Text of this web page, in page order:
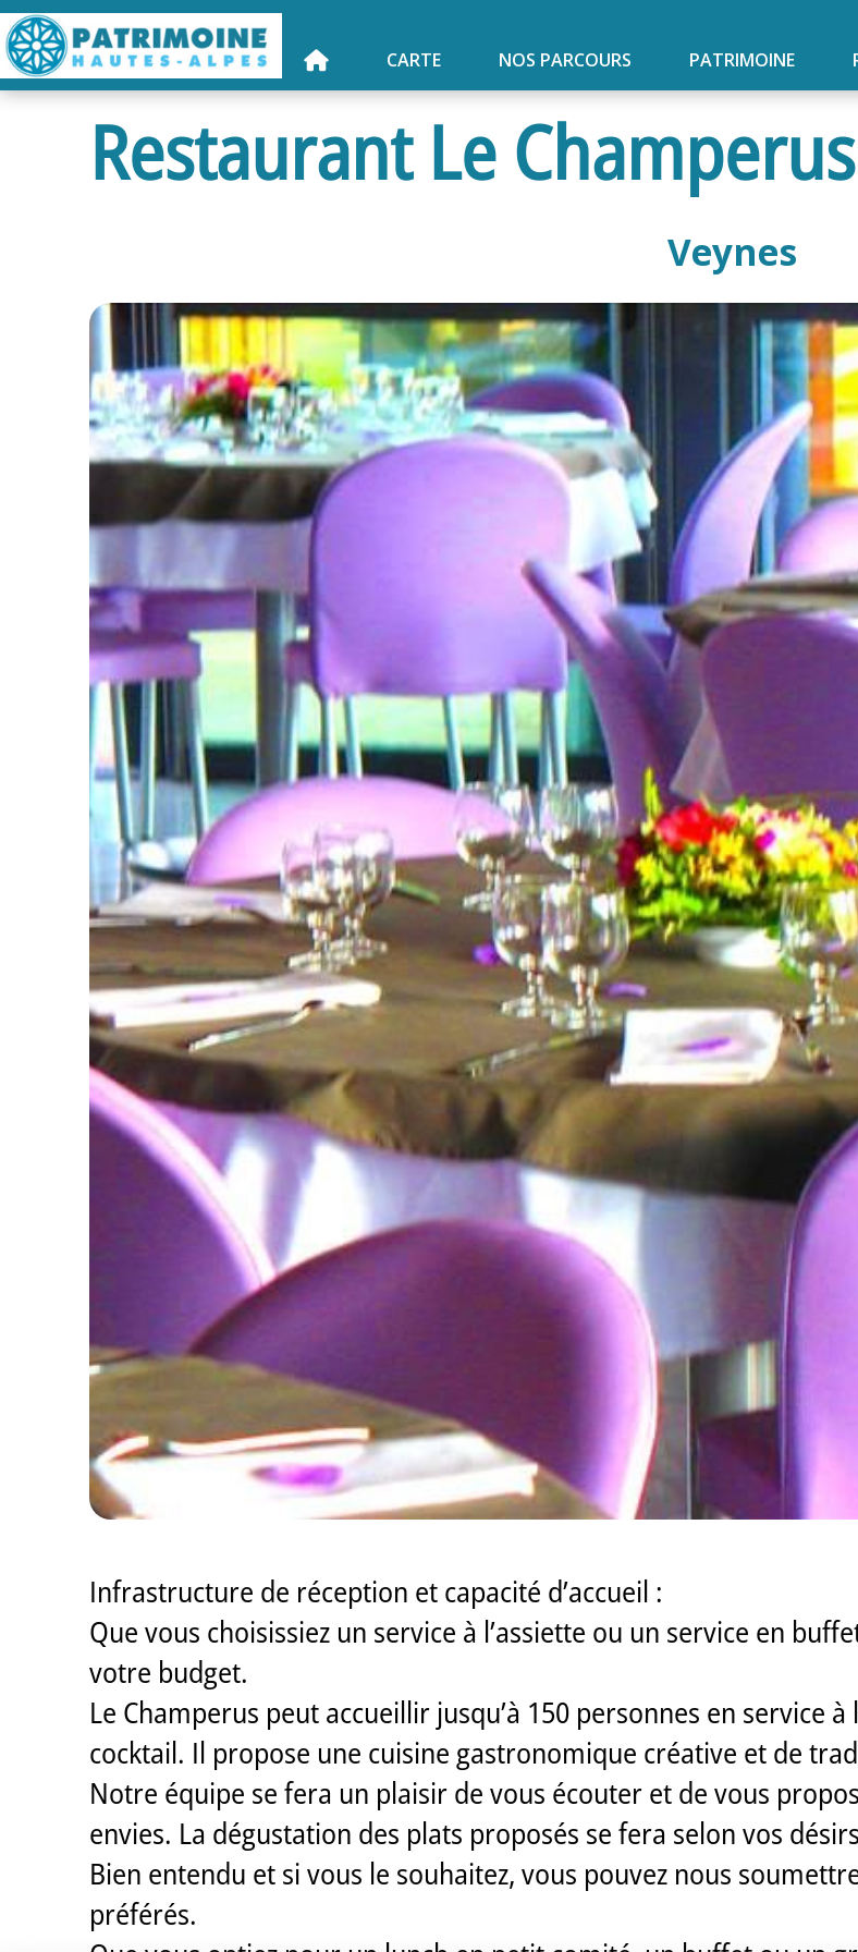
CARTE NOS PARCOURS PATRIMOINE
Restaurant Le Champerus
Veynes
Infrastructure de réception et capacité d’accueil :
Que vous choisissiez un service à l’assiette ou un service en
votre budget.
Le Champerus peut accueillir jusqu’à 150 personnes en service
cocktail. Il propose une cuisine gastronomique créative et de
Notre équipe se fera un plaisir de vous écouter et de vous
envies. La dégustation des plats proposés se fera selon vos
Bien entendu et si vous le souhaitez, vous pouvez nous
préférés.